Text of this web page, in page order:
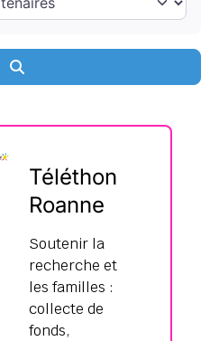
Téléthon
Roanne
Soutenir la
recherche et
les familles :
collecte de
fonds,